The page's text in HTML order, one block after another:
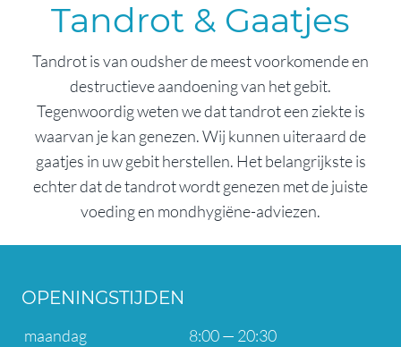
Tandrot & Gaatjes
Tandrot is van oudsher de meest voorkomende en
destructieve aandoening van het gebit.
Tegenwoordig weten we dat tandrot een ziekte is
waarvan je kan genezen. Wij kunnen uiteraard de
gaatjes in uw gebit herstellen. Het belangrijkste is
echter dat de tandrot wordt genezen met de juiste
voeding en mondhygiëne-adviezen.
OPENINGSTIJDEN
maandag
8:00 — 20:30